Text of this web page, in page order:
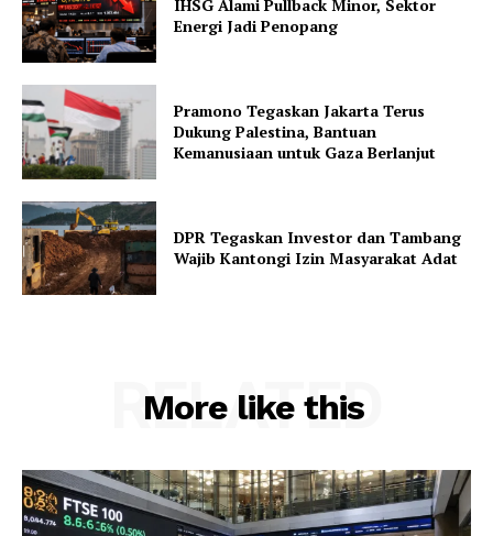
IHSG Alami Pullback Minor, Sektor
Energi Jadi Penopang
Pramono Tegaskan Jakarta Terus
Dukung Palestina, Bantuan
Kemanusiaan untuk Gaza Berlanjut
DPR Tegaskan Investor dan Tambang
Wajib Kantongi Izin Masyarakat Adat
More like this
RELATED